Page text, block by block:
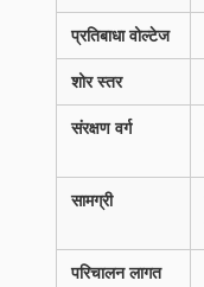
प्रतिबाधा वोल्टेज
शोर स्तर
संरक्षण वर्ग
सामग्री
परिचालन लागत